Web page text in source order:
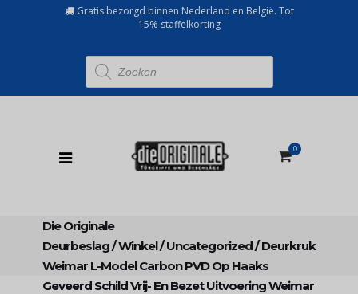
Gratis bezorgd binnen Nederland en België. Tot
15% staffelkorting
Producten
zoeken
0
Die Originale
Deurbeslag/Winkel/Uncategorized/Deurkruk
Weimar L-Model Carbon PVD Op Haaks
Geveerd Schild Vrij- En Bezet Uitvoering Weimar